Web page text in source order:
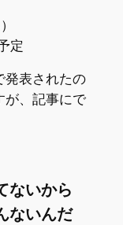
定
発表されたの
が、記事にで
ないから
ないんだ